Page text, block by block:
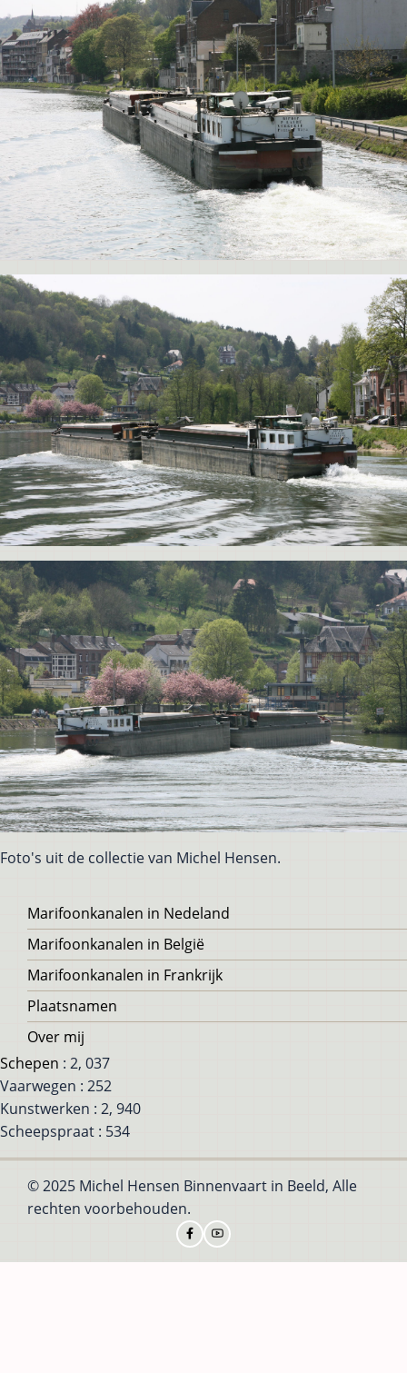
Foto's uit de collectie van Michel Hensen.
Voet
Marifoonkanalen in Nedeland
Marifoonkanalen in België
Marifoonkanalen in Frankrijk
Plaatsnamen
Over mij
Schepen : 2, 037
Vaarwegen : 252
Kunstwerken : 2, 940
Scheepspraat : 534
© 2025 Michel Hensen Binnenvaart in Beeld, Alle
rechten voorbehouden.